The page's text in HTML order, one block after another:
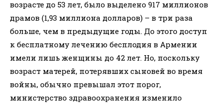
возрасте до 53 лет, было выделено 917 миллионов
драмов (1,93 миллиона долларов) – в три раза
больше, чем в предыдущие годы. До этого доступ
к бесплатному лечению бесплодия в Армении
имели лишь женщины до 42 лет. Но, поскольку
возраст матерей, потерявших сыновей во время
войны, обычно превышал этот порог,
министерство здравоохранения изменило